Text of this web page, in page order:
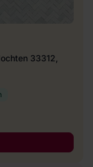
33312,